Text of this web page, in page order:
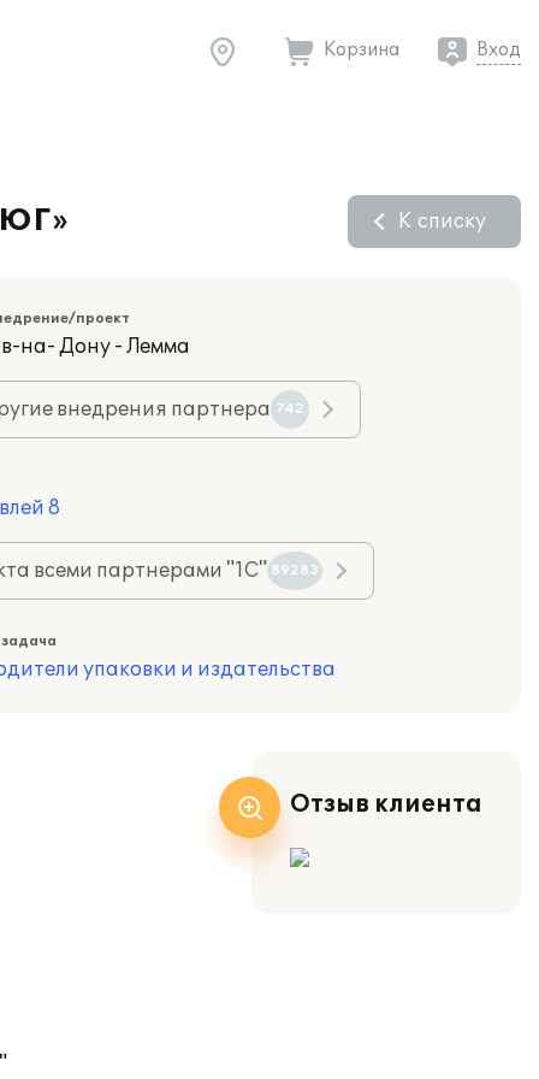
Корзина Вход
К списку
проект
на- Дону - Лемма
внедрения партнера 742
8
всеми партнерами "1С" 89283
упаковки и издательства
Отзыв клиента